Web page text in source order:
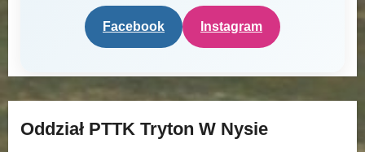
Facebook Instagram
Oddział PTTK Tryton W Nysie